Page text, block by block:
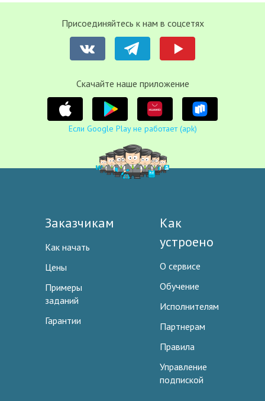
Присоединяйтесь к нам в соцсетях
Cкачайте наше приложение
Если Google Play не работает (apk)
Заказчикам
Как начать
Цены
Примеры
заданий
Гарантии
Как
устроено
О сервисе
Обучение
Исполнителям
Партнерам
Правила
Управление
подпиской